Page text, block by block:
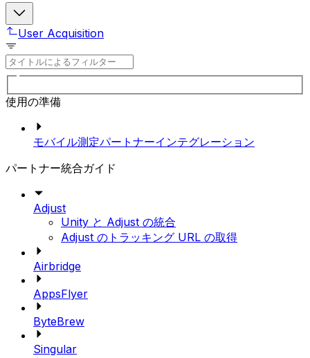
User Acquisition
使用の準備
モバイル測定パートナーインテグレーション
パートナー統合ガイド
Adjust
Unity と Adjust の統合
Adjust のトラッキング URL の取得
Airbridge
AppsFlyer
ByteBrew
Singular